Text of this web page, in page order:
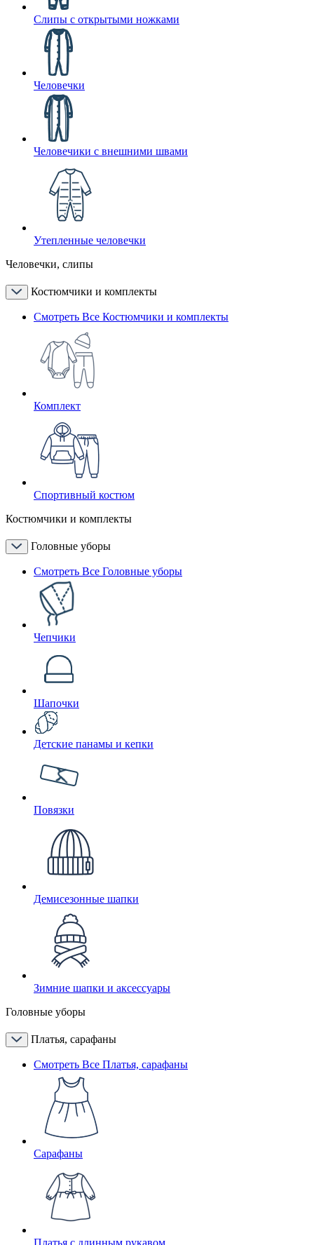
Слипы с открытыми ножками
Человечки
Человечики с внешними швами
Утепленные человечки
Человечки, слипы
Костюмчики и комплекты
Смотреть Все Костюмчики и комплекты
Комплект
Спортивный костюм
Костюмчики и комплекты
Головные уборы
Смотреть Все Головные уборы
Чепчики
Шапочки
Детские панамы и кепки
Повязки
Демисезонные шапки
Зимние шапки и аксессуары
Головные уборы
Платья, сарафаны
Смотреть Все Платья, сарафаны
Сарафаны
Платья с длинным рукавом